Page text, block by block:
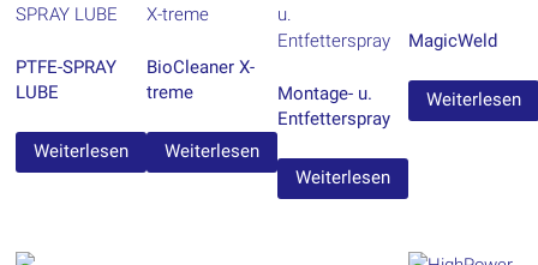
PTFE-SPRAY
LUBE
Weiterlesen
BioCleaner X-
treme
Weiterlesen
Montage- u.
Entfetterspray
Weiterlesen
MagicWeld
Weiterlesen